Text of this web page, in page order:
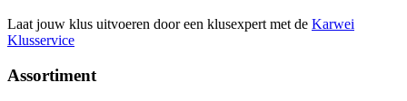
Laat jouw klus uitvoeren door een klusexpert met de Karwei
Klusservice
Assortiment